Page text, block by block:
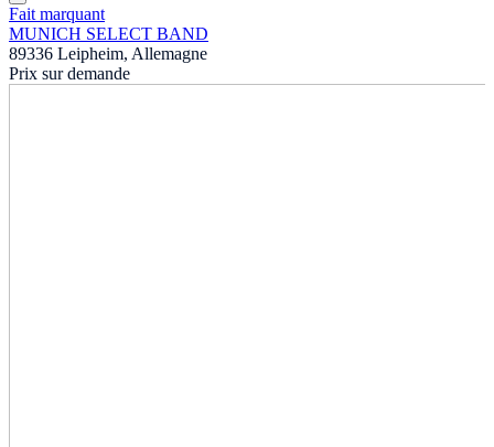
Fait marquant
MUNICH SELECT BAND
89336 Leipheim, Allemagne
Prix sur demande